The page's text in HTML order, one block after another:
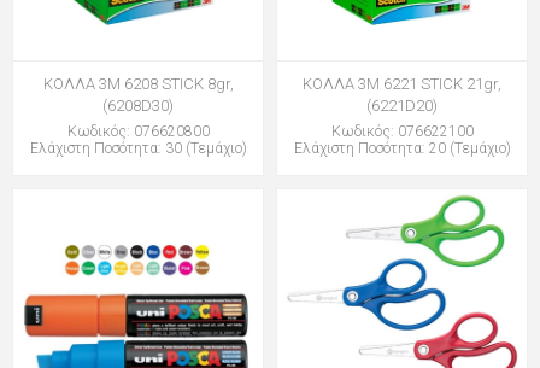
ΚΟΛΛΑ 3Μ 6208 STICK 8gr,
(6208D30)
Κωδικός: 076620800
Ελάχιστη Ποσότητα: 30 (Τεμάχιο)
ΚΟΛΛΑ 3Μ 6221 STICK 21gr,
(6221D20)
Κωδικός: 076622100
Ελάχιστη Ποσότητα: 20 (Τεμάχιο)